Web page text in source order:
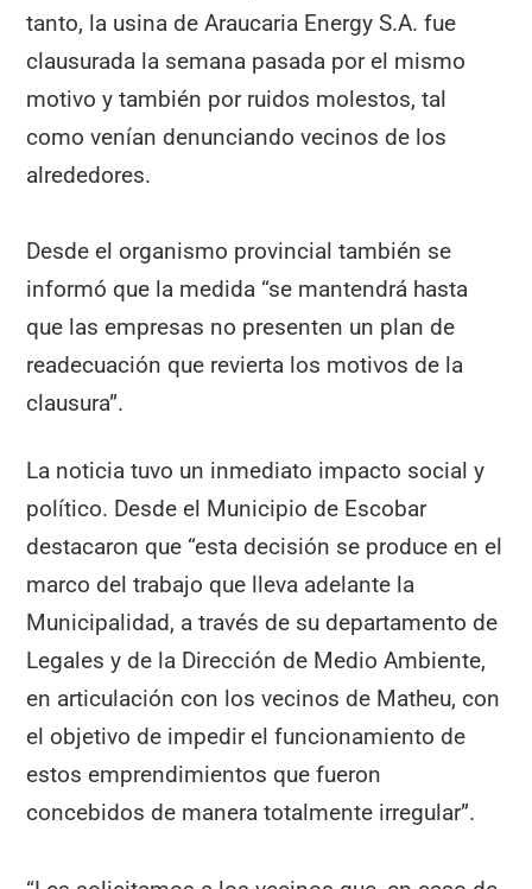
tanto, la usina de Araucaria Energy S.A. fue
clausurada la semana pasada por el mismo
motivo y también por ruidos molestos, tal
como venían denunciando vecinos de los
alrededores.
Desde el organismo provincial también se
informó que la medida “se mantendrá hasta
que las empresas no presenten un plan de
readecuación que revierta los motivos de la
clausura”.
La noticia tuvo un inmediato impacto social y
político. Desde el Municipio de Escobar
destacaron que “esta decisión se produce en el
marco del trabajo que lleva adelante la
Municipalidad, a través de su departamento de
Legales y de la Dirección de Medio Ambiente,
en articulación con los vecinos de Matheu, con
el objetivo de impedir el funcionamiento de
estos emprendimientos que fueron
concebidos de manera totalmente irregular”.